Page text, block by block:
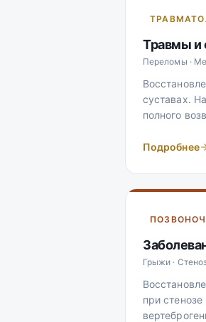
Травмы и
Переломы ·
суставах.
полного
Подробнее
Грыжи ·
при